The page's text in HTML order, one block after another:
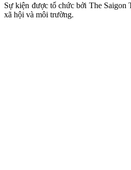
Sự kiện được tổ chức bởi The Saigon
xã hội và môi trường.